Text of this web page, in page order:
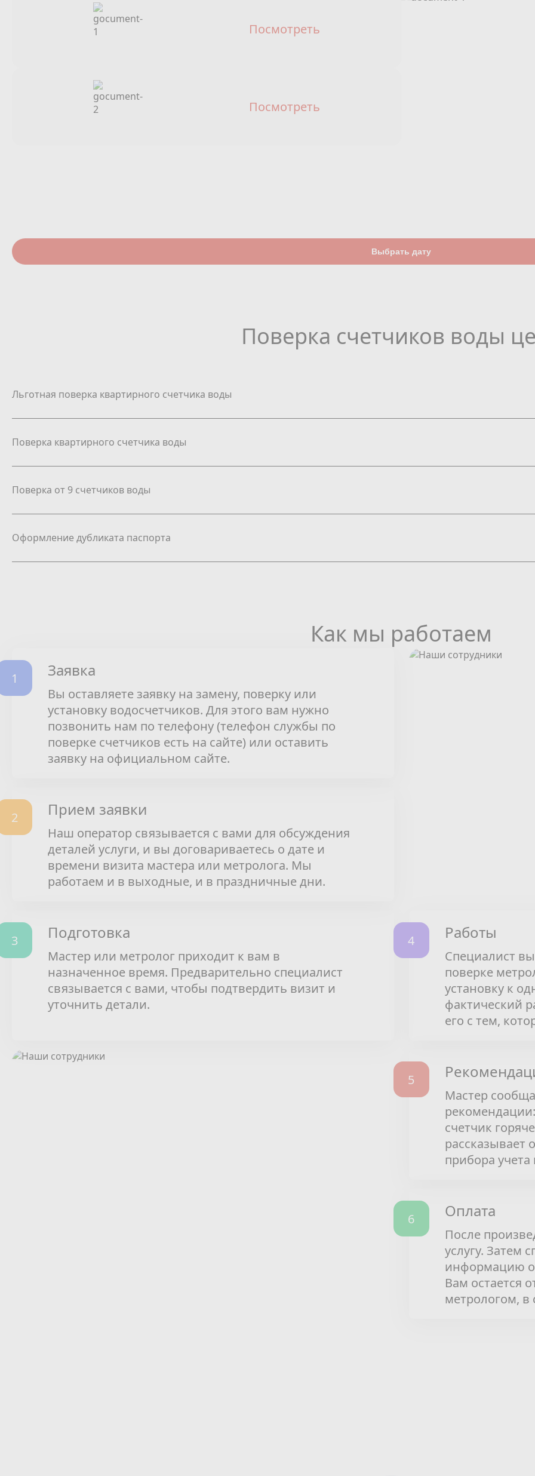
Посмотреть
Посмотреть
Выбрать дату
Поверка счетчиков воды
Льготная поверка квартирного счетчика воды
Поверка квартирного счетчика воды
Поверка от 9 счетчиков воды
Оформление дубликата паспорта
Как мы работаем
Заявка
Вы оставляете заявку на замену, поверку или
установку водосчетчиков. Для этого вам нужно
позвонить нам по телефону (телефон службы по
поверке счетчиков есть на сайте) или оставить
заявку на официальном сайте.
Прием заявки
Наш оператор связывается с вами для обсуждения
деталей услуги, и вы договариваетесь о дате и
времени визита мастера или метролога. Мы
работаем и в выходные, и в праздничные дни.
Подготовка
Мастер или метролог приходит к вам в
назначенное время. Предварительно специалист
связывается с вами, чтобы подтвердить визит и
уточнить детали.
Работы
Специалист
поверке
установку к
фактический
его с тем,
Мастер
счетчик
рассказывает
прибора учета
Оплата
После
услугу. Затем
информацию о
Вам остается
метрологом,